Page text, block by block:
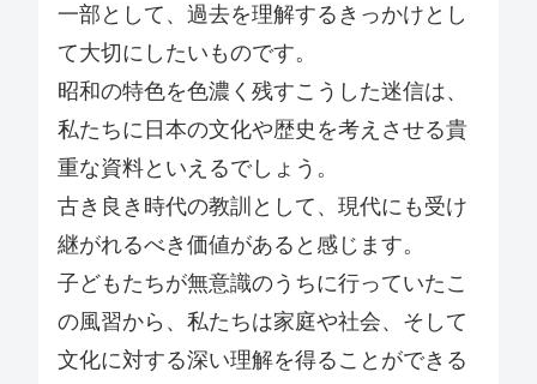
一部として、過去を理解するきっかけとし
て大切にしたいものです。
昭和の特色を色濃く残すこうした迷信は、
私たちに日本の文化や歴史を考えさせる貴
重な資料といえるでしょう。
古き良き時代の教訓として、現代にも受け
継がれるべき価値があると感じます。
子どもたちが無意識のうちに行っていたこ
の風習から、私たちは家庭や社会、そして
文化に対する深い理解を得ることができる